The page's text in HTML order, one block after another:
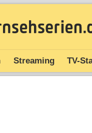
Streaming TV-